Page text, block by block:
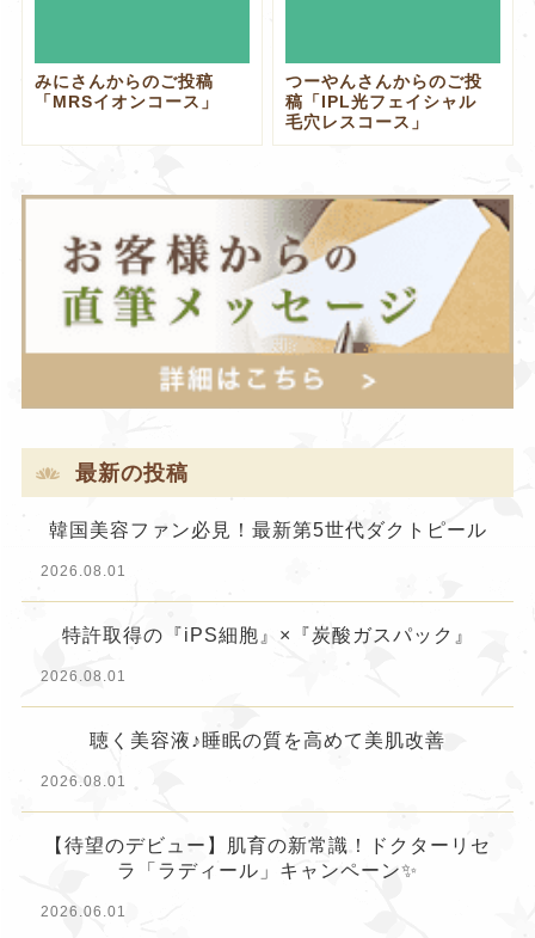
みにさんからのご投稿
「MRSイオンコース」
つーやんさんからのご投
稿「IPL光フェイシャル
毛穴レスコース」
最新の投稿
韓国美容ファン必見！最新第5世代ダクトピール
2026.08.01
特許取得の『iPS細胞』×『炭酸ガスパック』
2026.08.01
聴く美容液♪睡眠の質を高めて美肌改善
2026.08.01
【待望のデビュー】肌育の新常識！ドクターリセ
ラ「ラディール」キャンペーン✨
2026.06.01